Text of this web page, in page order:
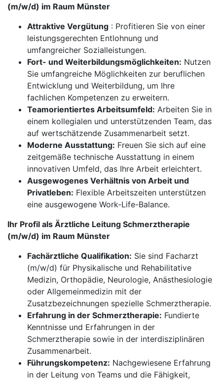
(m/w/d) im Raum Münster
Attraktive Vergütung : Profitieren Sie von einer
leistungsgerechten Entlohnung und
umfangreicher Sozialleistungen.
Fort- und Weiterbildungsmöglichkeiten: Nutzen
Sie umfangreiche Möglichkeiten zur beruflichen
Entwicklung und Weiterbildung, um Ihre
fachlichen Kompetenzen zu erweitern.
Teamorientiertes Arbeitsumfeld: Arbeiten Sie in
einem kollegialen und unterstützenden Team, das
auf wertschätzende Zusammenarbeit setzt.
Moderne Ausstattung: Freuen Sie sich auf eine
zeitgemäße technische Ausstattung in einem
innovativen Umfeld, das Ihre Arbeit erleichtert.
Ausgewogenes Verhältnis von Arbeit und
Privatleben: Flexible Arbeitszeiten unterstützen
eine ausgewogene Work-Life-Balance.
Ihr Profil als Ärztliche Leitung Schmerztherapie
(m/w/d) im Raum Münster
Fachärztliche Qualifikation: Sie sind Facharzt
(m/w/d) für Physikalische und Rehabilitative
Medizin, Orthopädie, Neurologie, Anästhesiologie
oder Allgemeinmedizin mit der
Zusatzbezeichnungen spezielle Schmerztherapie.
Erfahrung in der Schmerztherapie: Fundierte
Kenntnisse und Erfahrungen in der
Schmerztherapie sowie in der interdisziplinären
Zusammenarbeit.
Führungskompetenz: Nachgewiesene Erfahrung
in der Leitung von Teams und die Fähigkeit,